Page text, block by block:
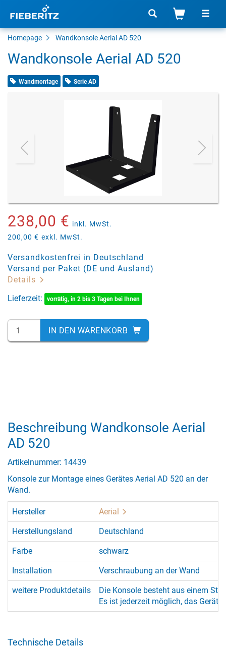
Homepage Wandkonsole Aerial AD 520
Wandkonsole Aerial AD 520
Wandmontage Serie AD
238,00 € inkl. MwSt.
200,00 € exkl. MwSt.
Versandkostenfrei in Deutschland
Versand per Paket (DE und Ausland)
Details
Lieferzeit:
vorrätig, in 2 bis 3 Tagen bei Ihnen
IN DEN WARENKORB
Beschreibung Wandkonsole Aerial
AD 520
Artikelnummer: 14439
Konsole zur Montage eines Gerätes Aerial AD 520 an der
Wand.
Hersteller Aerial
Herstellungsland Deutschland
Farbe schwarz
Installation Verschraubung an der Wand
weitere Produktdetails
Die Konsole besteht aus einem
Es ist jederzeit möglich, das Gerät
Technische Details